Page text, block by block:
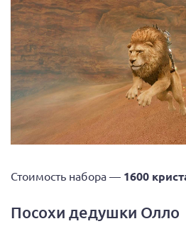
Стоимость набора — 1600
Посохи дедушки Олло